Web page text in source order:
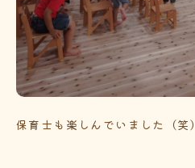
保育士も楽しんでいました（笑）